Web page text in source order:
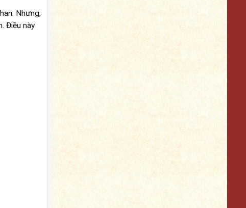
Nhưng,
Điều này